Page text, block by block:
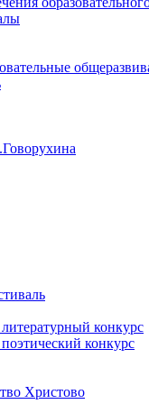
конкурс
конкурс
Христово